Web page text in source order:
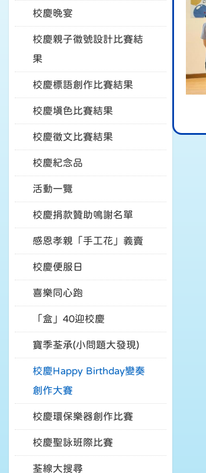
校慶晚宴
校慶親子徽號設計比賽結
果
校慶標語創作比賽結果
校慶填色比賽結果
校慶徵文比賽結果
校慶紀念品
活動一覽
校慶捐款贊助鳴謝名單
感恩孝親「手工花」義賣
校慶便服日
喜樂同心跑
「盒」40迎校慶
寶季荃承(小問題大發現)
校慶Happy Birthday變奏
創作大賽
校慶環保樂器創作比賽
校慶聖詠班際比賽
荃線大搜尋